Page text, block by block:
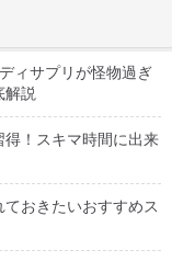
ィサプリが怪物過ぎ
解説
！スキマ時間に出来
おきたいおすすめス